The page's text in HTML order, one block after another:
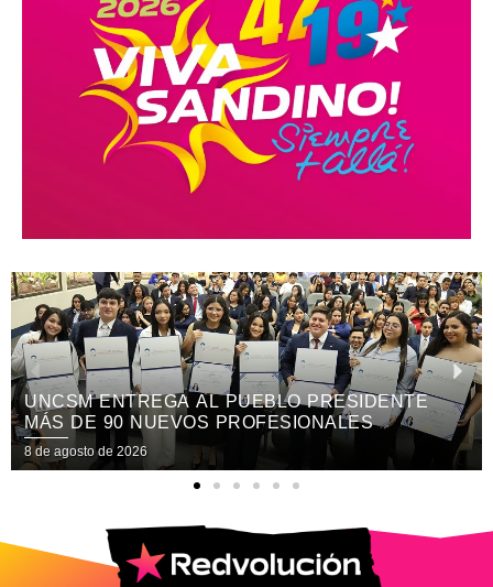
UNCSM ENTREGA AL PUEBLO PRESIDENTE
MÁS DE 90 NUEVOS PROFESIONALES
8 de agosto de 2026